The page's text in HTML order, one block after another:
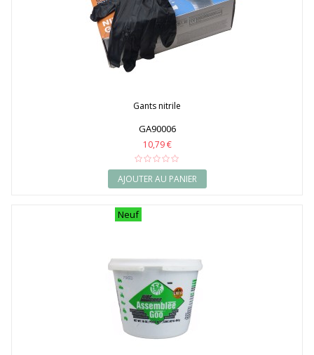
Gants nitrile
GA90006
10,79 €
AJOUTER AU PANIER
Neuf